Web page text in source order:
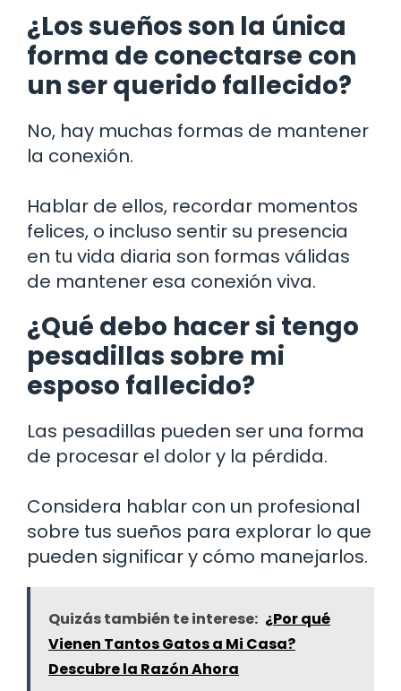
¿Los sueños son la única
forma de conectarse con
un ser querido fallecido?
No, hay muchas formas de mantener
la conexión.
Hablar de ellos, recordar momentos
felices, o incluso sentir su presencia
en tu vida diaria son formas válidas
de mantener esa conexión viva.
¿Qué debo hacer si tengo
pesadillas sobre mi
esposo fallecido?
Las pesadillas pueden ser una forma
de procesar el dolor y la pérdida.
Considera hablar con un profesional
sobre tus sueños para explorar lo que
pueden significar y cómo manejarlos.
Quizás también te interese: ¿Por qué
Vienen Tantos Gatos a Mi Casa?
Descubre la Razón Ahora